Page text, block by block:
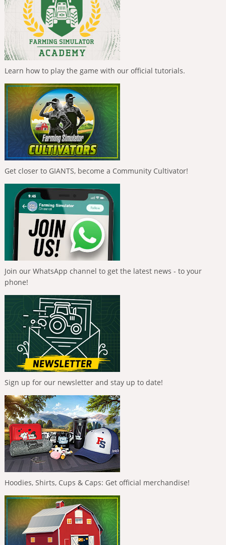
Learn how to play the game with our official tutorials.
Get closer to GIANTS, become a Community Cultivator!
Join our WhatsApp channel to get the latest news - to your
phone!
Sign up for our newsletter and stay up to date!
Hoodies, Shirts, Cups & Caps: Get official merchandise!